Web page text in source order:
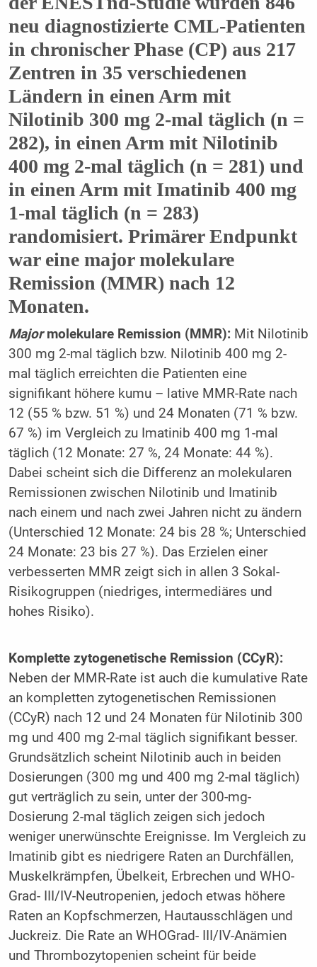
neu diagnostizierte CML-Patienten
in chronischer Phase (CP) aus 217
Zentren in 35 verschiedenen
Ländern in einen Arm mit
Nilotinib 300 mg 2-mal täglich (n =
282), in einen Arm mit Nilotinib
400 mg 2-mal täglich (n = 281) und
in einen Arm mit Imatinib 400 mg
1-mal täglich (n = 283)
randomisiert. Primärer Endpunkt
war eine major molekulare
Remission (MMR) nach 12
Monaten.
Majormolekulare Remission (MMR): Mit Nilotinib
300 mg 2-mal täglich bzw. Nilotinib 400 mg 2-
mal täglich erreichten die Patienten eine
signifikant höhere kumu – lative MMR-Rate nach
12 (55 % bzw. 51 %) und 24 Monaten (71 % bzw.
67 %) im Vergleich zu Imatinib 400 mg 1-mal
täglich (12 Monate: 27 %, 24 Monate: 44 %).
Dabei scheint sich die Differenz an molekularen
Remissionen zwischen Nilotinib und Imatinib
nach einem und nach zwei Jahren nicht zu ändern
(Unterschied 12 Monate: 24 bis 28 %; Unterschied
24 Monate: 23 bis 27 %). Das Erzielen einer
verbesserten MMR zeigt sich in allen 3 Sokal-
Risikogruppen (niedriges, intermediäres und
hohes Risiko).
Komplette zytogenetische Remission (CCyR):
Neben der MMR-Rate ist auch die kumulative Rate
an kompletten zytogenetischen Remissionen
(CCyR) nach 12 und 24 Monaten für Nilotinib 300
mg und 400 mg 2-mal täglich signifikant besser.
Grundsätzlich scheint Nilotinib auch in beiden
Dosierungen (300 mg und 400 mg 2-mal täglich)
gut verträglich zu sein, unter der 300-mg-
Dosierung 2-mal täglich zeigen sich jedoch
weniger unerwünschte Ereignisse. Im Vergleich zu
Imatinib gibt es niedrigere Raten an Durchfällen,
Muskelkrämpfen, Übelkeit, Erbrechen und WHO-
Grad- III/IV-Neutropenien, jedoch etwas höhere
Raten an Kopfschmerzen, Hautausschlägen und
Juckreiz. Die Rate an WHOGrad- III/IV-Anämien
und Thrombozytopenien scheint für beide